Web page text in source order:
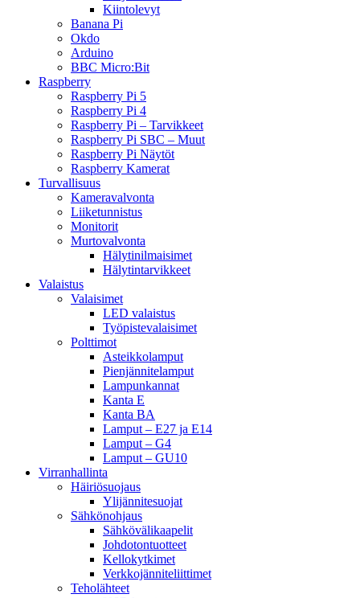
Kiintolevyt
Banana Pi
Okdo
Arduino
BBC Micro:Bit
Raspberry
Raspberry Pi 5
Raspberry Pi 4
Raspberry Pi – Tarvikkeet
Raspberry Pi SBC – Muut
Raspberry Pi Näytöt
Raspberry Kamerat
Turvallisuus
Kameravalvonta
Liiketunnistus
Monitorit
Murtovalvonta
Hälytinilmaisimet
Hälytintarvikkeet
Valaistus
Valaisimet
LED valaistus
Työpistevalaisimet
Polttimot
Asteikkolamput
Pienjännitelamput
Lampunkannat
Kanta E
Kanta BA
Lamput – E27 ja E14
Lamput – G4
Lamput – GU10
Virranhallinta
Häiriösuojaus
Ylijännitesuojat
Sähkönohjaus
Sähkövälikaapelit
Johdotontuotteet
Kellokytkimet
Verkkojänniteliittimet
Teholähteet